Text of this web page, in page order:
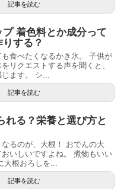
記事を読む
着色料とか成分って
する？
食べたくなるかき氷。 子供が
リクエストする声を聞くと、
ます。 シ...
記事を読む
れる？栄養と選び方と
るのが、大根！ おでんの大
いしいですよね。 煮物もいい
大根おろしを...
記事を読む